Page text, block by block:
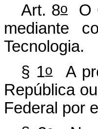
Art. 8oO
mediante
Tecnologia.
§ 1oA
República
Federal por